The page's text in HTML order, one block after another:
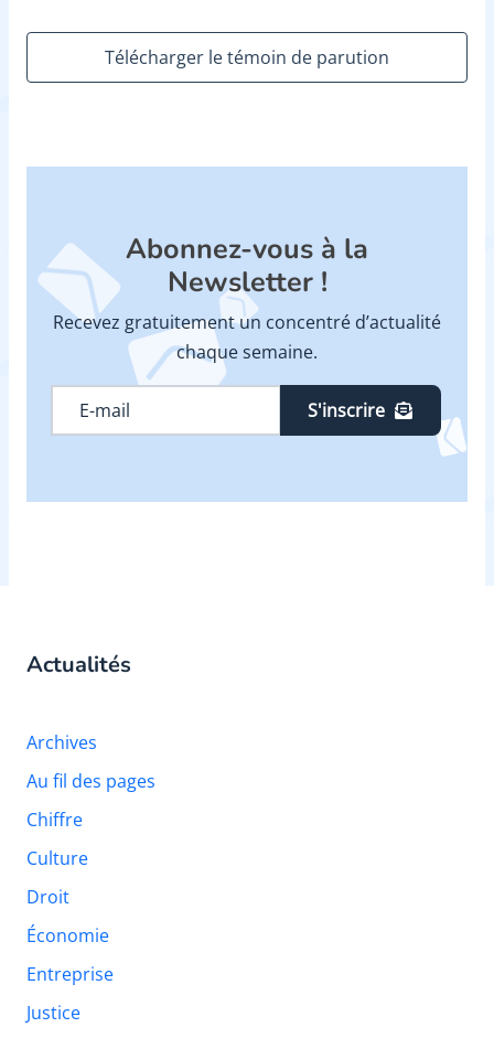
Télécharger le témoin de parution
Abonnez-vous à la
Newsletter !
Recevez gratuitement un concentré d’actualité
chaque semaine.
S'inscrire
Actualités
Archives
Au fil des pages
Chiffre
Culture
Droit
Économie
Entreprise
Justice